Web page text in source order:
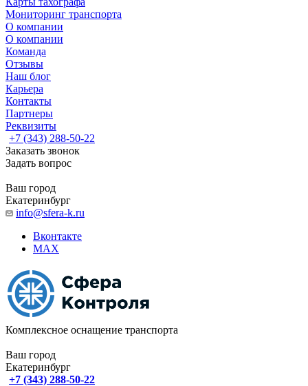
Мониторинг транспорта
О компании
О компании
Команда
Отзывы
Наш блог
Карьера
Контакты
Партнеры
Реквизиты
+7 (343) 288-50-22
Заказать звонок
Задать вопрос
Ваш город
Екатеринбург
info@sfera-k.ru
Вконтакте
MAX
Комплексное оснащение транспорта
Ваш город
Екатеринбург
+7 (343) 288-50-22